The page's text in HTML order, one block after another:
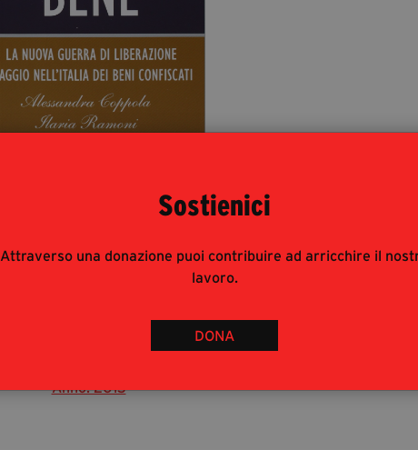
Sostienici
Attraverso una donazione puoi contribuire ad arricchire il
lavoro.
DONA
Per il nostro bene
liberazione. Viaggio
Autore: Alessandra Coppola,
Anno: 2013